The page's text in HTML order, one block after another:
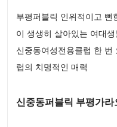
부평퍼블릭 인위적이고
이 생생히 살아있는 여대
신중동여성전용클럽 한
럽의 치명적인 매력
신중동퍼블릭 부평가라